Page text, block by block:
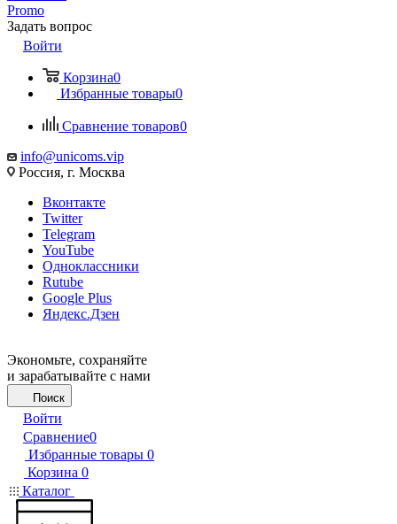
Promo
Задать вопрос
Войти
Корзина0
Избранные товары0
Сравнение товаров0
info@unicoms.vip
Россия, г. Москва
Вконтакте
Twitter
Telegram
YouTube
Одноклассники
Rutube
Google Plus
Яндекс.Дзен
Экономьте, сохраняйте
и зарабатывайте с нами
Поиск
Войти
Сравнение0
Избранные товары 0
Корзина 0
Каталог